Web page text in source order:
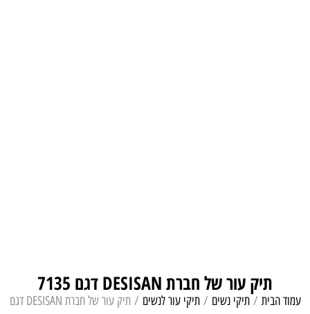
תיק עור של חברת DESISAN דגם 7135
עמוד הבית /תיקי נשים /תיקי עור לנשים
/ תיק עור של חברת DESISAN דגם